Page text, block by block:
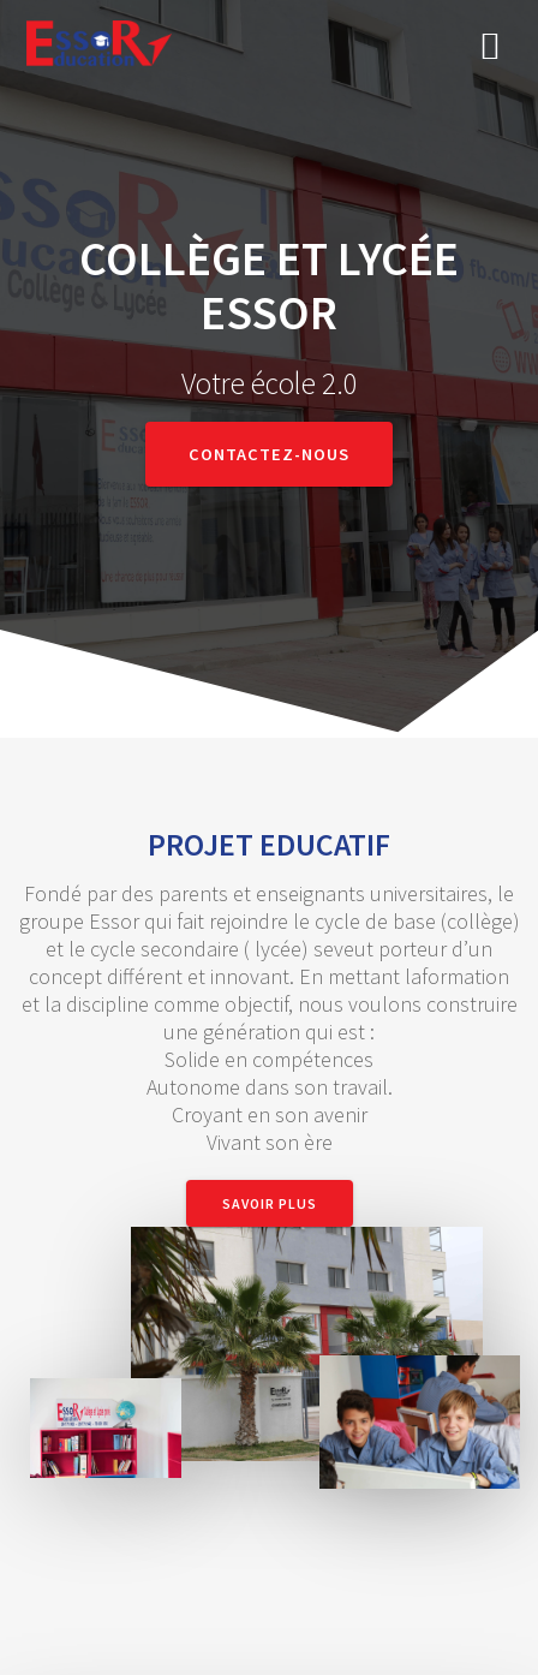
COLLÈGE ET LYCÉE
ESSOR
Votre école 2.0
CONTACTEZ-NOUS
PROJET EDUCATIF
Fondé par des parents et enseignants universitaires, le
groupe Essor qui fait rejoindre le cycle de base (collège)
et le cycle secondaire ( lycée) seveut porteur d’un
concept différent et innovant. En mettant laformation
et la discipline comme objectif, nous voulons construire
une génération qui est :
Solide en compétences
Autonome dans son travail.
Croyant en son avenir
Vivant son ère
SAVOIR PLUS